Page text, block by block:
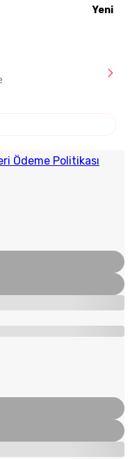
Yeni
Ödeme Politikası